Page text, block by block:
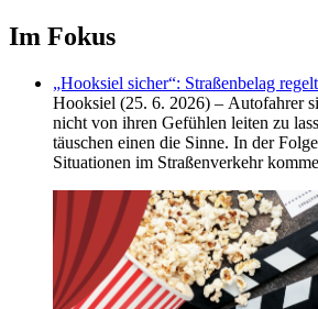
Im Fokus
„Hooksiel sicher“: Straßenbelag
Hooksiel (25. 6. 2026) – Autofahrer
nicht von ihren Gefühlen leiten zu
täuschen einen die Sinne. In der
Situationen im Straßenverkehr